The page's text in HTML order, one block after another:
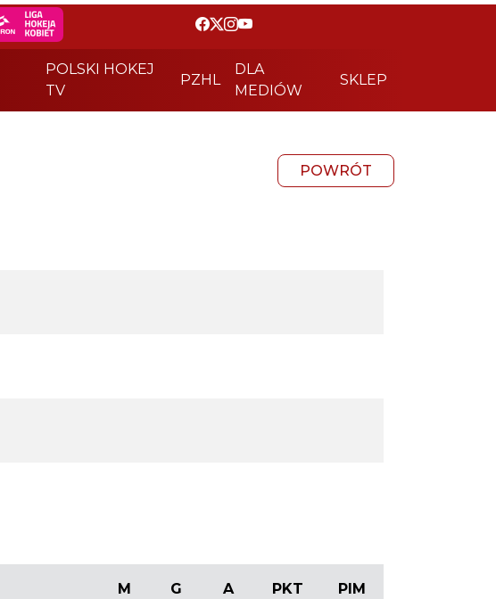
POLSKI HOKEJ
TV
PZHL
DLA
MEDIÓW
SKLEP
POWRÓT
M G A PKT PIM